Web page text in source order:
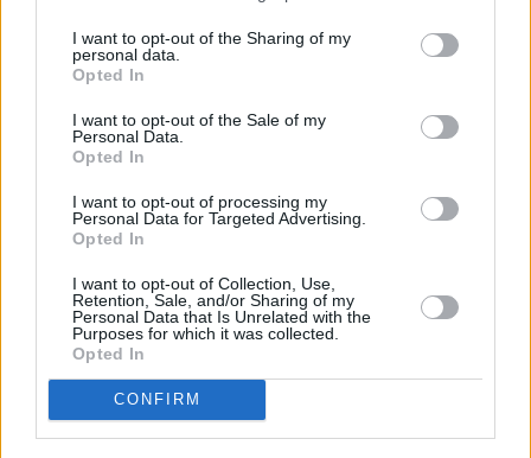
I want to opt-out of the Sharing of my
personal data.
Opted In
I want to opt-out of the Sale of my
Personal Data.
Opted In
I want to opt-out of processing my
Personal Data for Targeted Advertising.
Opted In
I want to opt-out of Collection, Use,
Retention, Sale, and/or Sharing of my
Personal Data that Is Unrelated with the
Purposes for which it was collected.
Opted In
CONFIRM
Iselin - 24.03.2015 - 16:19
Elsker vafler! greit med et nytt vaffeljern som erstatter
det gamle ødelagte :D Elsker bloggen!!
Skulle varit väldigt glad för ett våffeljärn!!
Gunn-Mari - 24.03.2015 - 16:23